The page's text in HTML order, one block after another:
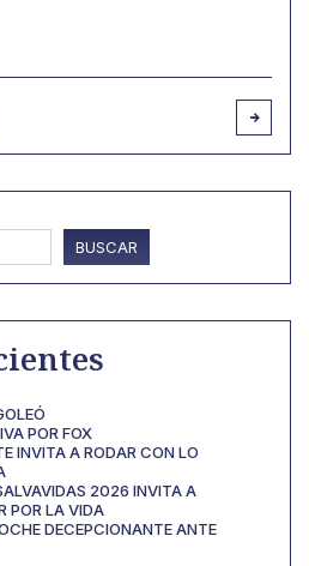
BUSCAR
POR FOX
INVITA A RODAR CON LO
2026 INVITA A
POR LA VIDA
DECEPCIONANTE ANTE